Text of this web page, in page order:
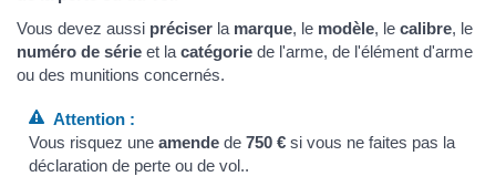
Vous devez aussi préciser la marque, le modèle, le calibre, le
numéro de série et la catégorie de l'arme, de l'élément d'arme
ou des munitions concernés.
Attention :
Vous risquez uneamende de750 € si vous ne faites pas la
déclaration de perte ou de vol..